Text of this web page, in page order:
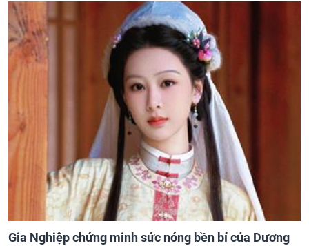
Gia Nghiệp chứng minh sức nóng bền bỉ của Dương